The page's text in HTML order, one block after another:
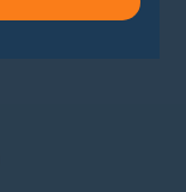
unserer